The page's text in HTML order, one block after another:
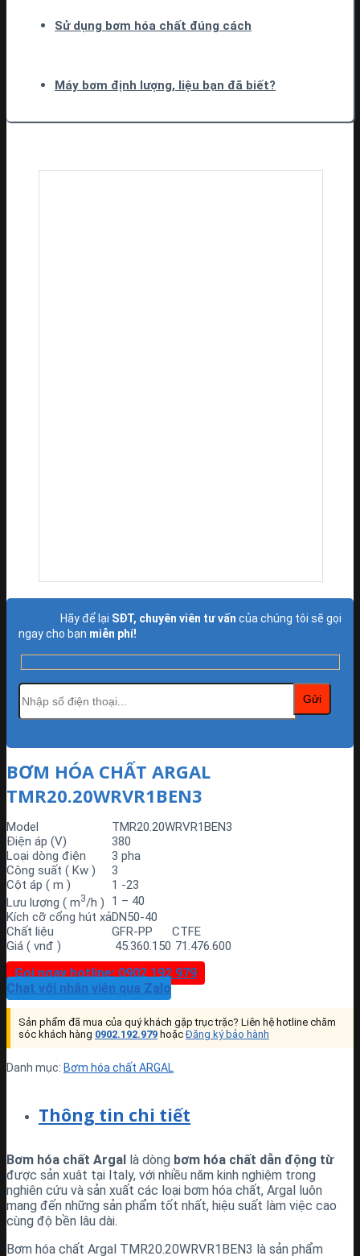
Sử dụng bơm hóa chất đúng cách
Máy bơm định lượng, liệu bạn đã biết?
Hãy để lại SĐT, chuyên viên tư vấn của chúng tôi sẽ gọi
ngay cho bạn miễn phí!
BƠM HÓA CHẤT ARGAL
TMR20.20WRVR1BEN3
Model
TMR20.20WRVR1BEN3
Điện áp (V)
380
Loại dòng điện
3 pha
Công suất ( Kw )
3
Cột áp ( m )
1 -23
Lưu lượng ( m3/h )
1 – 40
Kích cỡ cổng hút xảDN50-40
Chất liệu
GFR-PP
CTFE
Giá ( vnđ )
45.360.150 71.476.600
Gọi ngay hotline: 0902 192 979
Chat với nhân viên qua Zalo
Sản phẩm đã mua của quý khách gặp trục trặc? Liên hệ hotline chăm
sóc khách hàng 0902.192.979 hoặcĐăng ký bảo hành
Danh mục: Bơm hóa chất ARGAL
Thông tin chi tiết
Bơm hóa chất Argal là dòng bơm hóa chất dẫn động từ
được sản xuât tại Italy, với nhiều năm kinh nghiệm trong
nghiên cứu và sản xuất các loại bơm hóa chất, Argal luôn
mang đến những sản phẩm tốt nhất, hiệu suất làm việc cao
cùng độ bền lâu dài.
Bơm hóa chất Argal TMR20.20WRVR1BEN3 là sản phẩm